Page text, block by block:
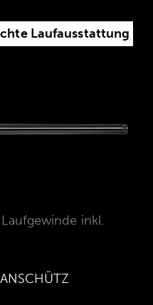
Laufausstattung
inkl.